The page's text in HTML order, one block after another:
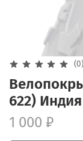
(0)
622) Индия
1 000 ₽